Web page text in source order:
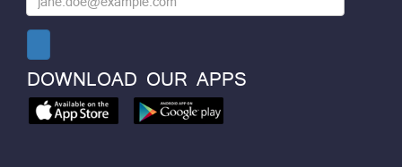
DOWNLOAD OUR APPS